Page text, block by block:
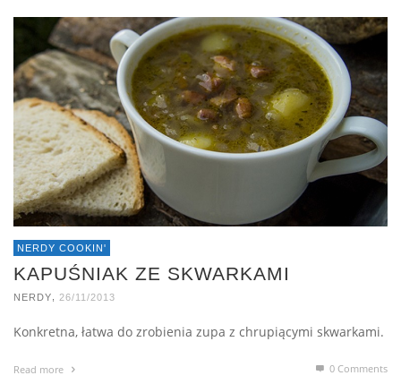
NERDY COOKIN'
KAPUŚNIAK ZE SKWARKAMI
NERDY 26/11/2013
Konkretna, łatwa do zrobienia zupa z chrupiącymi skwarkami.
Read more 0 Comments